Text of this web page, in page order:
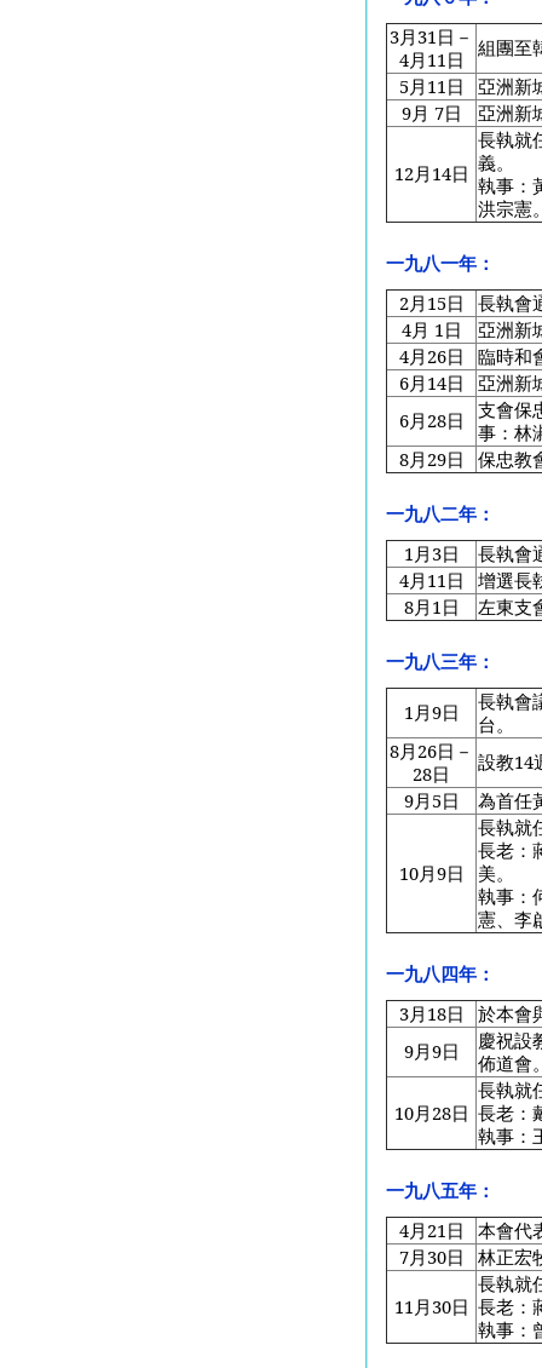
3月31日－
4月11日
組團至
5月11日
亞洲新
9月 7日 亞洲新
12月14日
長執就
義。
執事：
洪宗憲
一九八一年：
2月15日
長執會
4月 1日
亞洲新
4月26日
臨時和
6月14日
亞洲新
6月28日
支會保
事：林
8月29日 保忠教
一九八二年：
1月3日
長執會
4月11日
增選長
8月1日 左東支
一九八三年：
1月9日
長執會
台。
8月26日－
28日
設教14
9月5日 為首任
10月9日
長執就
長老：
美。
執事：
憲、李
一九八四年：
3月18日
於本會
9月9日
慶祝設
佈道會
10月28日
長執就
長老：
執事：
一九八五年：
4月21日
本會代
7月30日 林正宏
11月30日
長執就
長老：
執事：